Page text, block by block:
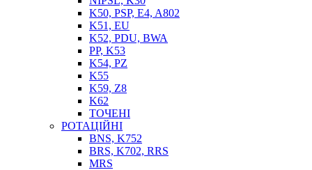
ТОСОЛ, АНТИФРИЗ
ОЛИВА-ПАЛИВО
ПОВІТРЯ-ВОДА
ДЛЯ ЗВАРЮВАННЯ
НАПІРНО-ВСМОКТУЮЧІ
K50, PSP, E4, A802
K51, EU
K52, PDU, BWA
PP, K53
K54, PZ
K55
K59, Z8
K62
ТОЧЕНІ
РОТАЦІЙНІ
BNS, K752
BRS, K702, RRS
MRS